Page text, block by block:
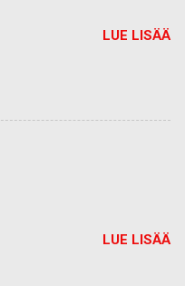
LUE LISÄÄ
LUE LISÄÄ